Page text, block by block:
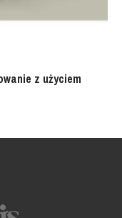
z użyciem